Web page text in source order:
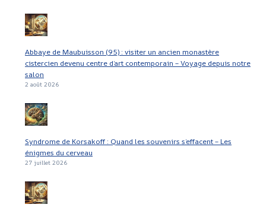
Abbaye de Maubuisson (95) : visiter un ancien monastère
cistercien devenu centre d’art contemporain – Voyage depuis notre
salon
2 août 2026
Syndrome de Korsakoff : Quand les souvenirs s’effacent – Les
énigmes du cerveau
27 juillet 2026